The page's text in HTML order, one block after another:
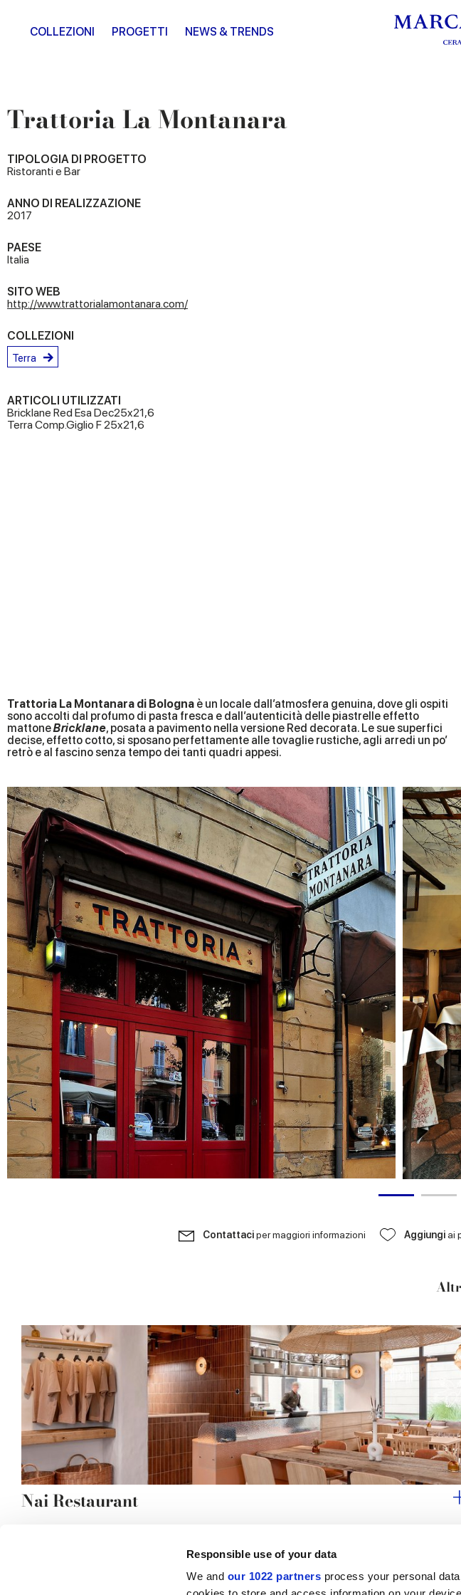
Responsible use of your data
We and our 1022 partners process your personal
COLLEZIONI PROGETTI NEWS & TRENDS
Trattoria La Montanara
TIPOLOGIA DI PROGETTO
Ristoranti e Bar
ANNO DI REALIZZAZIONE
2017
PAESE
Italia
SITO WEB
http://www.trattorialamontanara.com/
COLLEZIONI
Terra
ARTICOLI UTILIZZATI
Bricklane Red Esa Dec25x21,6
Terra Comp.Giglio F 25x21,6
Trattoria La Montanara di Bologna è un locale dall’atmosfera genuina, dove gli ospiti
sono accolti dal profumo di pasta fresca e dall’autenticità delle piastrelle effetto
mattoneBricklane, posata a pavimento nella versione Red decorata. Le sue superfici
decise, effetto cotto, si sposano perfettamente alle tovaglie rustiche, agli arredi un po’
retrò e al fascino senza tempo dei tanti quadri appesi.
Contattaciper maggiori informazioni Aggiungi ai
Nai Restaurant
© 2026 CERAMICHE MARCA CORONA S.P.A.